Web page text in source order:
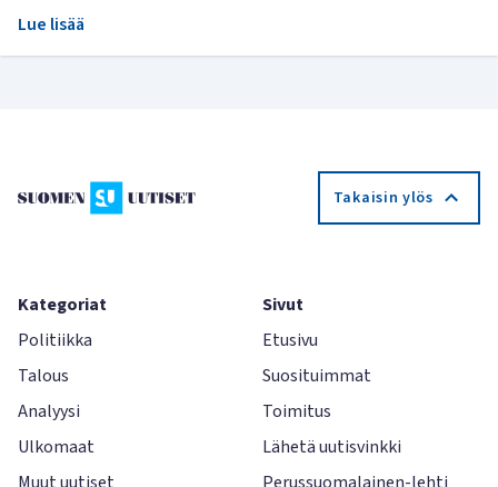
Lue lisää
Takaisin ylös
Kategoriat
Politiikka
Talous
Analyysi
Ulkomaat
Sivut
Etusivu
Suosituimmat
Toimitus
Lähetä uutisvinkki